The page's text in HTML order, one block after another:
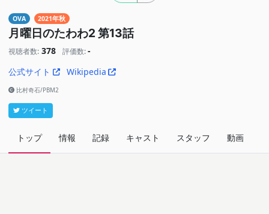
OVA 2021年秋
月曜日のたわわ2 第13話
視聴者数: 378 評価数: -
公式サイト
Wikipedia
比村奇石/PBM2
ツイート
トップ 情報 記録 キャスト スタッフ 動画